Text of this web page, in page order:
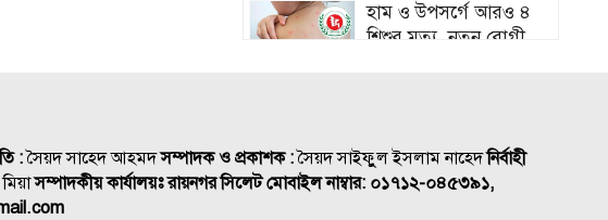
হাম ও উপসর্গে আরও ৪
শিশুর মৃত্যু, নতুন রোগী
তুরস্কের ক্লাবে যোগ দিয়েই
জমি উপহার পেলেন সালাহ
:সৈয়দ সাহেদ আহমদসম্পাদক ও প্রকাশক :সৈয়দ সাইফুুল ইসলাম নাহেদনির্বাহী
সম্পাদকীয় কার্যালয়ঃ রায়নগর সিলেটমোবাইল নাম্বার: ০১৭১২-০৪৫৩৯১,